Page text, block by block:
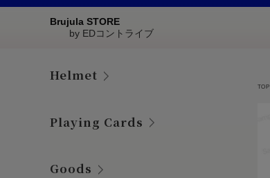
Brujula STORE
by EDコントライブ
TOP
Helmet
Playing Cards
Goods